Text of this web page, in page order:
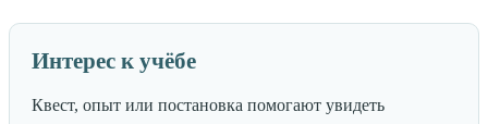
Интерес к учёбе
Квест, опыт или постановка помогают увидеть